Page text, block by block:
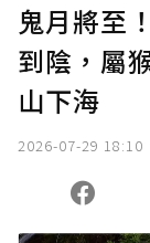
鬼月將至
到陰，屬
山下海
2026-07-29 18:10